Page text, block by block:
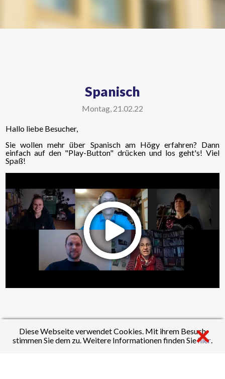
Diese Webseite verwendet Cookies. Mit ihrem Besuch
stimmen Sie dem zu. Weitere Informationen finden Siehier.
Spanisch
Montag, 21.02.22
Hallo liebe Besucher,
Sie wollen mehr über Spanisch am Högy erfahren? Dann
einfach auf den "Play-Button" drücken und los geht's! Viel
Spaß!